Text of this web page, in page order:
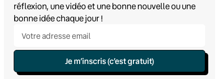
réflexion, une vidéo et une bonne nouvelle ou une
bonne idée chaque jour !
Je m’inscris (c’est gratuit)